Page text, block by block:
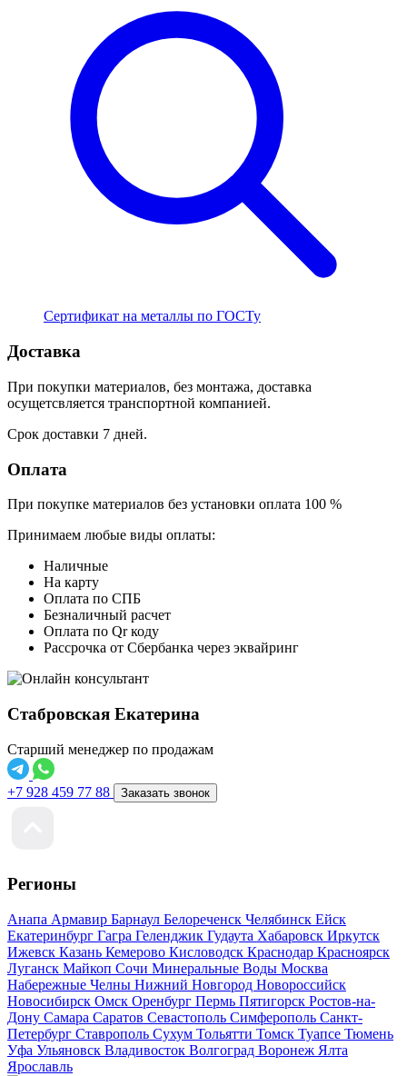
Сертификат на металлы по ГОСТу
Доставка
При покупки материалов, без монтажа, доставка
осущетсвляется транспортной компанией.
Срок доставки 7 дней.
Оплата
При покупке материалов без установки оплата 100 %
Принимаем любые виды оплаты:
Наличные
На карту
Оплата по СПБ
Безналичный расчет
Оплата по Qr коду
Рассрочка от Сбербанка через эквайринг
Стабровская Екатерина
Старший менеджер по продажам
+7 928 459 77 88 Заказать звонок
Регионы
Анапа Армавир Барнаул Белореченск Челябинск Ейск
Екатеринбург Гагра Геленджик Гудаута Хабаровск Иркутск
Ижевск Казань Кемерово Кисловодск Краснодар Красноярск
Луганск Майкоп Сочи Минеральные Воды Москва
Набережные Челны Нижний Новгород Новороссийск
Новосибирск Омск Оренбург Пермь Пятигорск Ростов-на-
Дону Самара Саратов Севастополь Симферополь Санкт-
Петербург Ставрополь Сухум Тольятти Томск Туапсе Тюмень
Уфа Ульяновск Владивосток Волгоград Воронеж Ялта
Ярославль